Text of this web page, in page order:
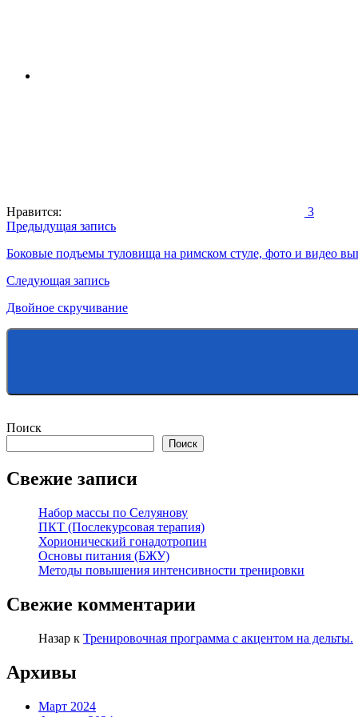
Нравится: 3
Навигация
по
записям
Предыдущая запись
Боковые подъемы туловища на римском стуле, фото и видео
Следующая запись
Двойное скручивание
Поиск
Поиск
Свежие записи
Набор массы по Селуянову
ПКТ (Послекурсовая терапия)
Хорионический гонадотропин
Основы питания (БЖУ)
Методы повышения интенсивности тренировки
Свежие комментарии
Назар к Тренировочная программа с акцентом на дельты.
Архивы
Март 2024